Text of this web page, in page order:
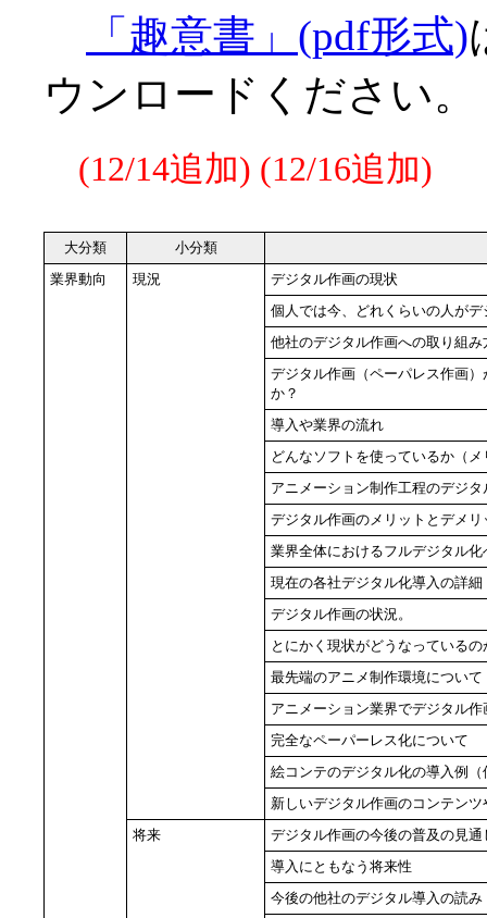
「趣意書」(pdf形式)
ウンロードください。
(12/14追加) (12/16追加)
大分類
小分類
業界動向
現況
デジタル作画の現状
個人では今、どれくらいの人が
他社のデジタル作画への取り組み
デジタル作画（ペーパレス作画
か？
導入や業界の流れ
どんなソフトを使っているか（
アニメーション制作工程のデジ
デジタル作画のメリットとデメリ
業界全体におけるフルデジタル
現在の各社デジタル化導入の詳細
デジタル作画の状況。
とにかく現状がどうなっている
最先端のアニメ制作環境について
アニメーション業界でデジタル
完全なペーパーレス化について
絵コンテのデジタル化の導入例
新しいデジタル作画のコンテン
将来
デジタル作画の今後の普及の見通
導入にともなう将来性
今後の他社のデジタル導入の読み